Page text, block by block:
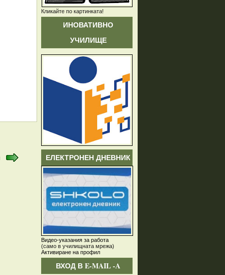
Кликайте по картинката!
ИНОВАТИВНО
УЧИЛИЩЕ
ЕЛЕКТРОНЕН ДНЕВНИК
Видео-указания за работа
(само в училищната мрежа)
Активиране на профил
ВХОД В E-MAIL -A